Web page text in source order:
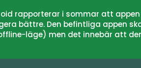
rapporterar i sommar att
bättre. Den befintliga appen
läge) men det innebär att